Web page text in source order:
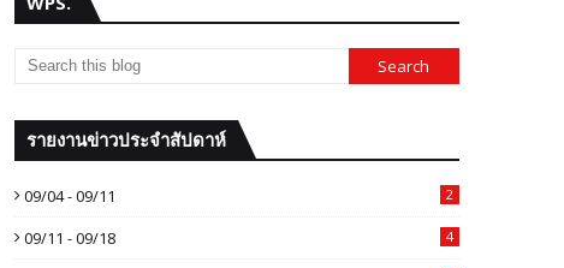
รายงานข่าวประจำสัปดาห์
09/04 - 09/11 2
09/11 - 09/18 4